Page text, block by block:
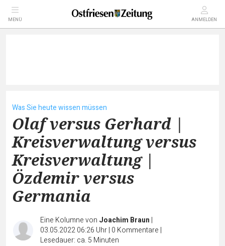
MENÜ ANMELDEN
Was Sie heute wissen müssen
Olaf versus Gerhard |
Kreisverwaltung versus
Kreisverwaltung |
Özdemir versus
Germania
Eine Kolumne von Joachim Braun |
03.05.2022 06:26 Uhr| 0 Kommentare |
Lesedauer: ca. 5 Minuten